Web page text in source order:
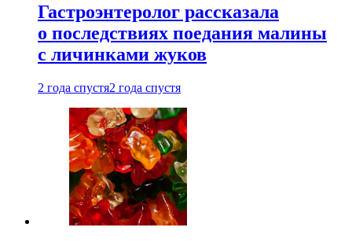
Гастроэнтеролог рассказала
о последствиях поедания малины
с личинками жуков
2 года спустя2 года спустя